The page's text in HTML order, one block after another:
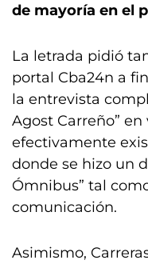
de mayoría en el
La letrada pidió
portal Cba24n a
la entrevista
Agost Carreño”
efectivamente
donde se hizo un
Ómnibus” tal
comunicación.
Asimismo,